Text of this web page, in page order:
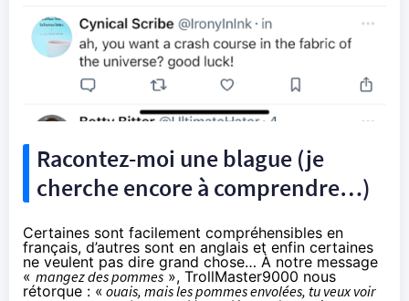
Racontez-moi une blague (je
cherche encore à comprendre…)
Certaines sont facilement compréhensibles en
français, d’autres sont en anglais et enfin certaines
ne veulent pas dire grand chose… À notre message
« mangez des pommes», TrollMaster9000 nous
rétorque : « ouais, mais les pommes envolées, tu veux voir